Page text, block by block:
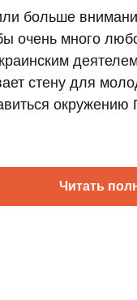
больше
очень много
стену для
Читать